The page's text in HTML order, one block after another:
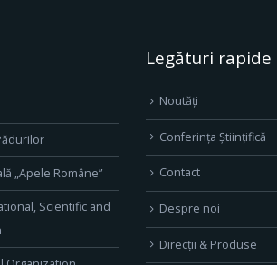
„Apele Române”
Scientific and
Legături rapide
Noutăți
Conferința Științifică
Contact
Despre noi
Direcţii & Produse